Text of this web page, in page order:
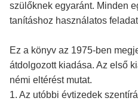
szülőknek egyaránt. Minden
tanításhoz használatos
Ez a könyv az 1975-ben
átdolgozott kiadása. Az első
némi eltérést mutat.
1. Az utóbbi évtizedek